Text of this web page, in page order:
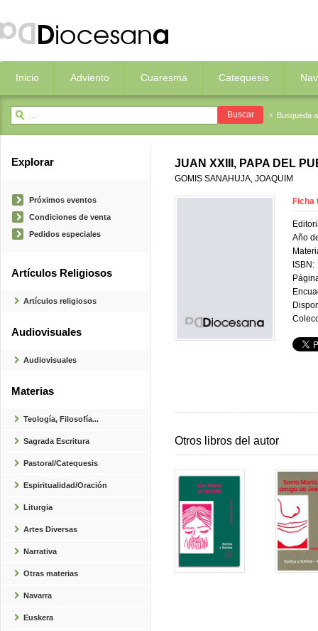
Inicio Adviento Cuaresma Catequesis
Busqueda
Explorar
Próximos eventos
Condiciones de venta
Pedidos especiales
Artículos Religiosos
Artículos religiosos
Audiovisuales
Audiovisuales
Materias
Teología, Filosofía...
Sagrada Escritura
Pastoral/Catequesis
Espiritualidad/Oración
Liturgia
Artes Diversas
Narrativa
Otras materias
Navarra
Euskera
JUAN XXIII, PAPA DEL
GOMIS SANAHUJA, JOAQUIM
Ficha
Año
ISBN:
Otros libros del autor